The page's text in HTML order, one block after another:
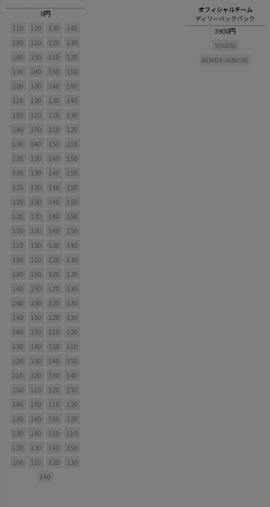
0円
110 120 130
140
150
110 120
130
140
150 110
120
130
140 150
110
120
130 140
150
110
120 130
140
150
110 120
130
140
150 110
120
130
140 150
110
120
130 140
150
120
130 140
150
120
130 140
150
120
130 140
150
120
130 140
150
120
130 140
150
110
120 130
140
150
110 120
130
140
150 120
130
140
150 120
130
140
150 120
130
140
150 120
130
140
150 110
120
130
140 150
110
120
130 140
150
110
120 130
140
150
110 120
130
140
150 110
120
130
140 150
120
130
140 150
110
120
130 140
150
100
110 120
130
140
オフィシャルチーム
ディリーバックパック
3900円
S(KIDS)
M(KIDS-JUNIOR)